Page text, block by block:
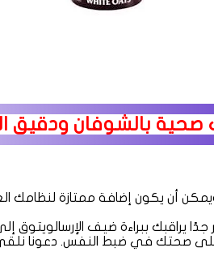
بالشوفان ودقيق
ويمكن أن يكون إضافة ممتازة
يراقبك ببراءة ضيف الإرسالويتوق
على صحتك في ضبط النفس. دعونا